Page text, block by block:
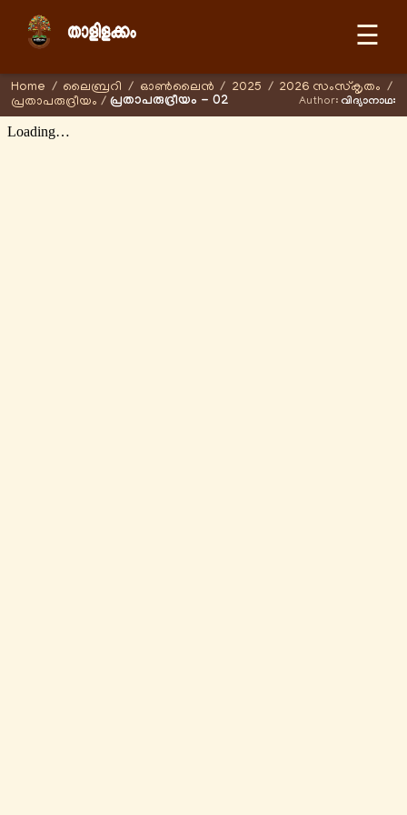
☰
Home / ലൈബ്രറി / ഓണ്‍ലൈന്‍ / 2025 / 2026 സംസ്കൃതം /
പ്രതാപരുദ്രീയം / പ്രതാപരുദ്രീയം - 02 Author: വിദ്യാനാഥഃ